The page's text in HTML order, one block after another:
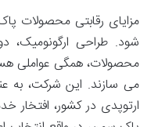
مزایای رقابتی محصولات
شود. طراحی ارگونومیک،
محصولات، همگی عواملی
می سازند. این شرکت، به
ارتوپدی در کشور، افتخار